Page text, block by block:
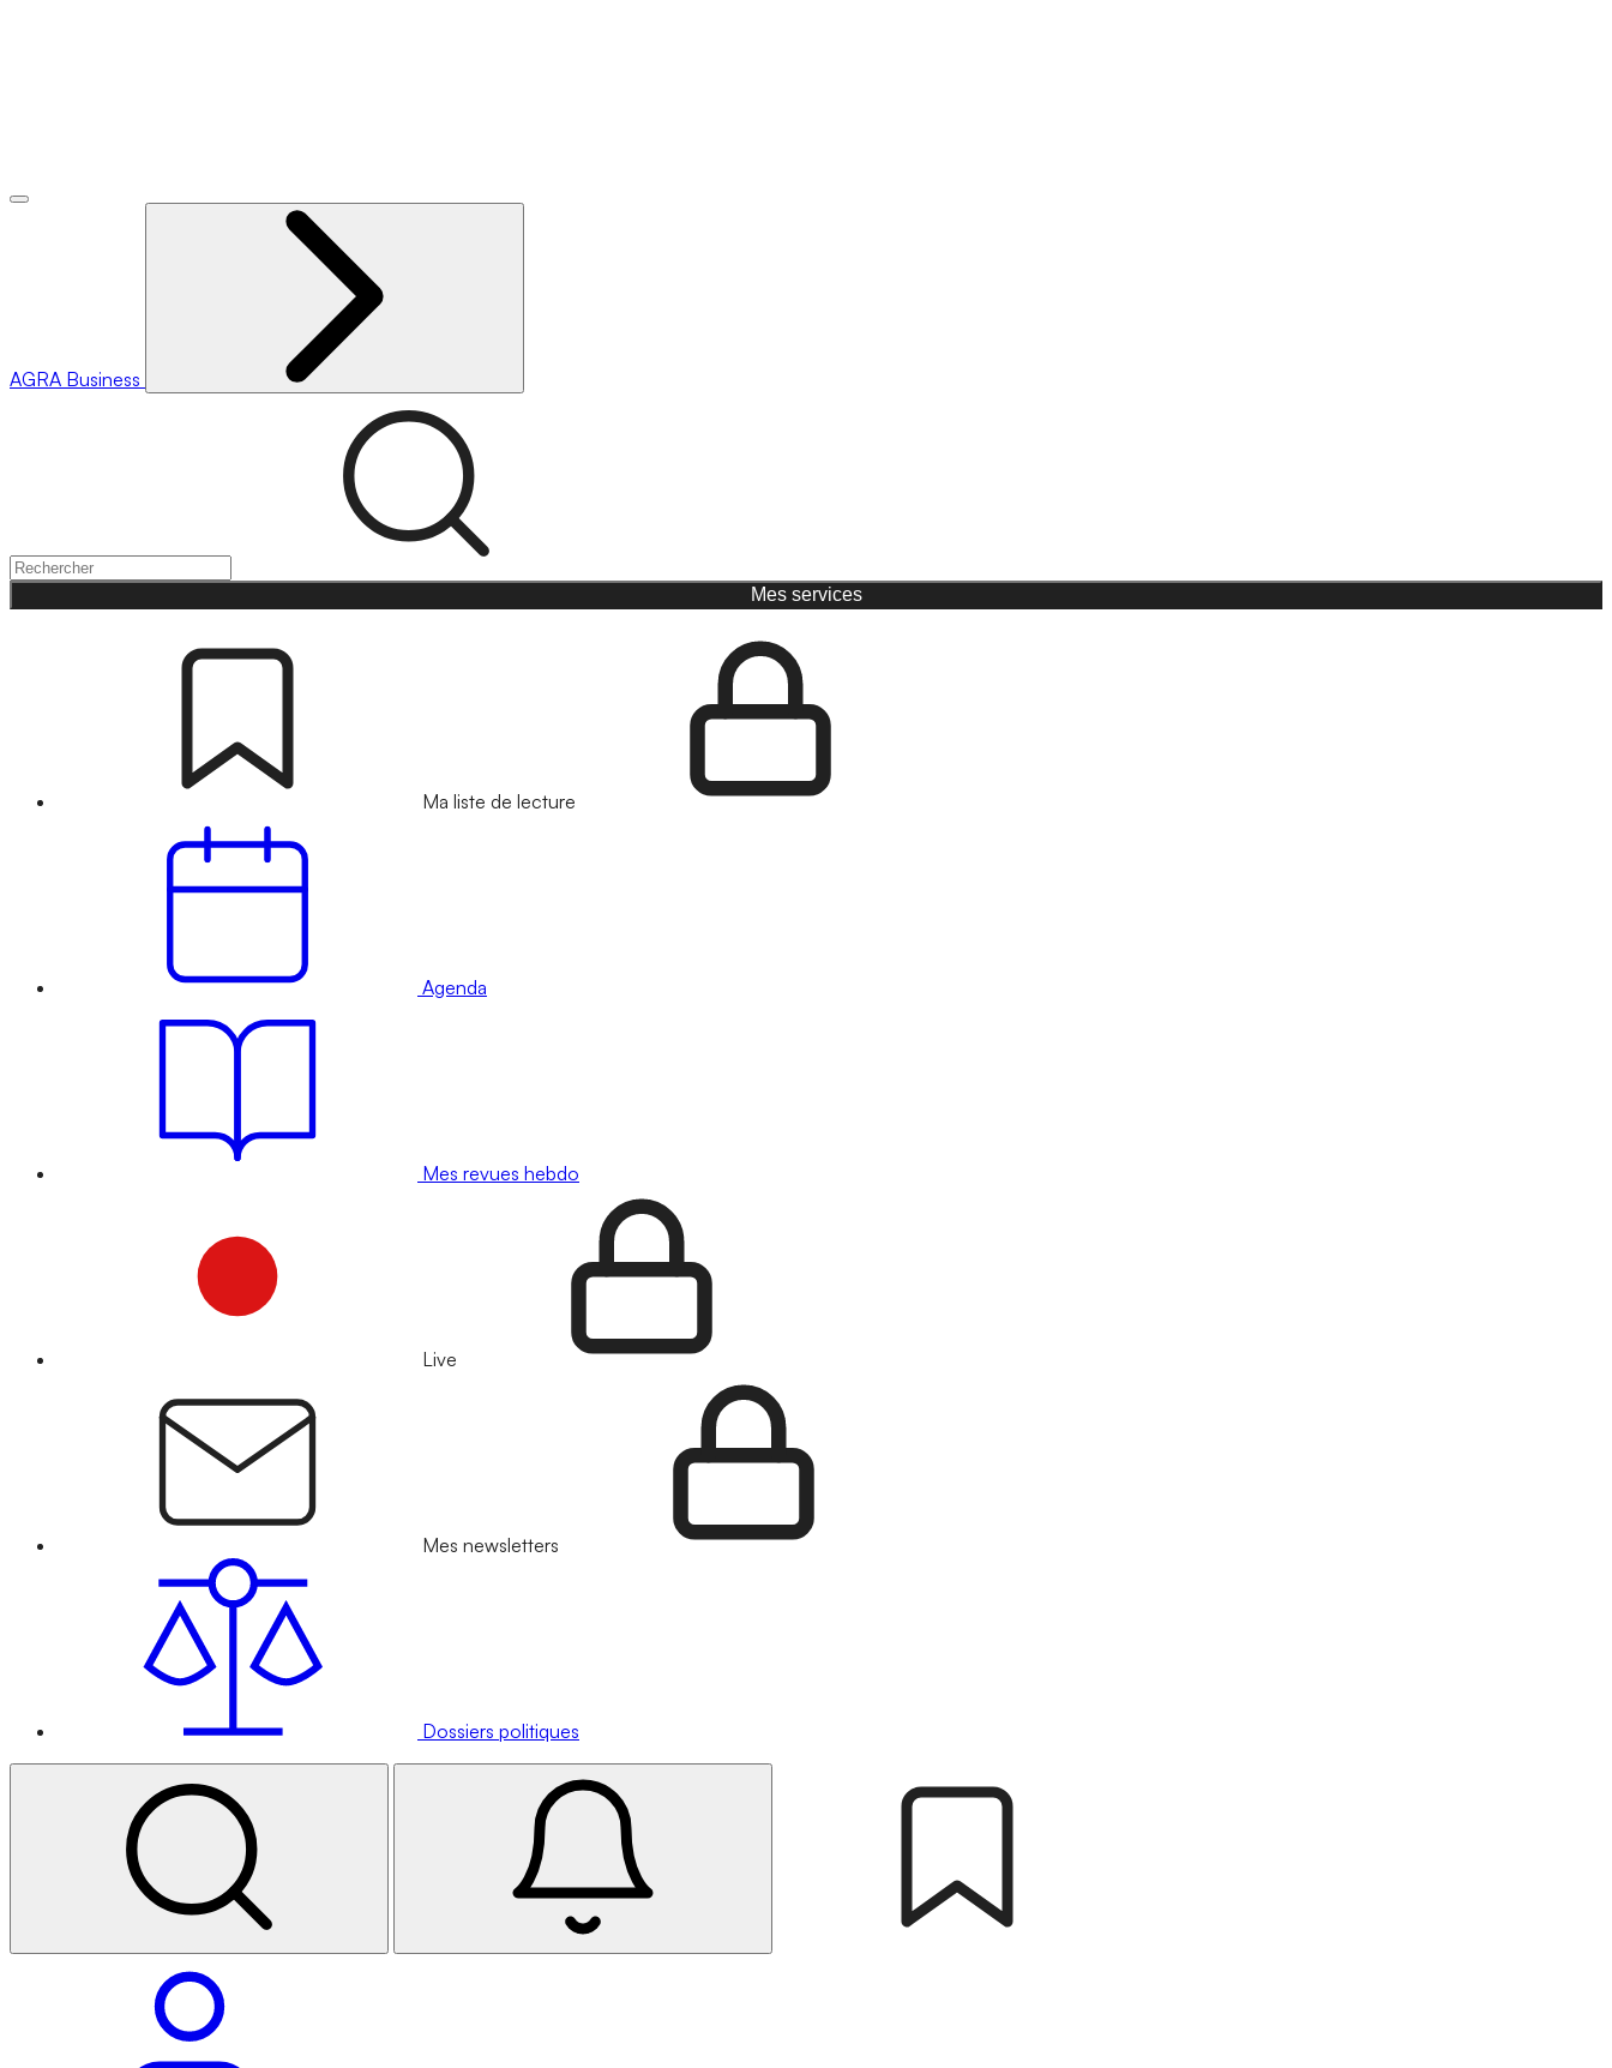
AGRA Business
Mes services
Ma liste de lecture
Agenda
Mes revues hebdo
Live
Mes newsletters
Dossiers politiques